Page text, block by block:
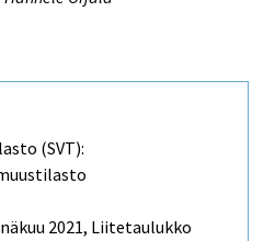
(SVT):
2021, Liitetaulukko